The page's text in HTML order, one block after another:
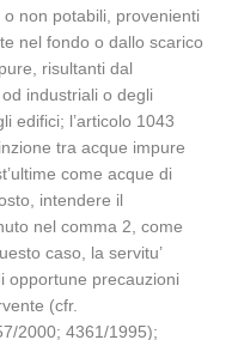
non potabili, provenienti
nel fondo o dallo scarico
risultanti dal
industriali o degli
edifici; l’articolo 1043
tra acque impure
come acque di
intendere il
nel comma 2, come
caso, la servitu’
opportune precauzioni
(cfr.
2000; 4361/1995);